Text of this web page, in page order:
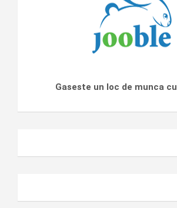
Gaseste un loc de munca cu